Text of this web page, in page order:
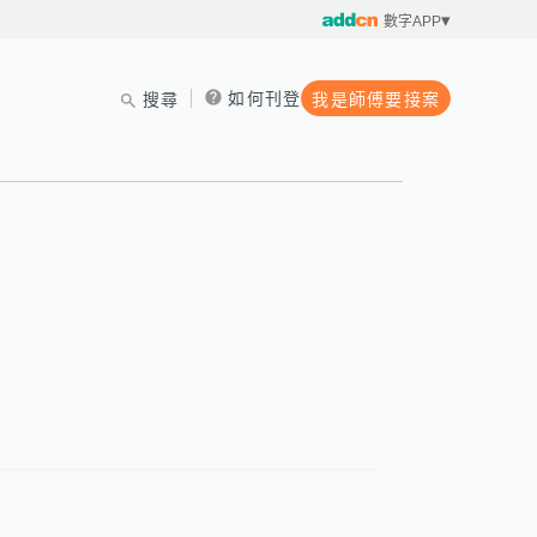
數字APP
搜尋 如何刊登 我是師傅要接案